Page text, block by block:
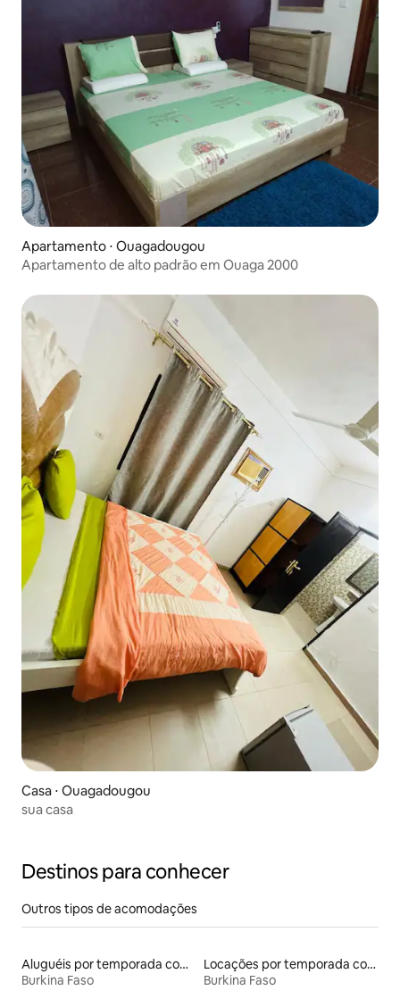
Apartamento ⋅ Ouagadougou
Apartamento de alto padrão em Ouaga 2000
Casa ⋅ Ouagadougou
sua casa
Destinos para conhecer
Outros tipos de acomodações
Aluguéis por temporada com banheira de hidromassagem
Burkina Faso
Locações por temporada com piscina
Burkina Faso